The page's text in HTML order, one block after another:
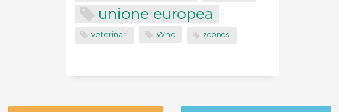
unione europea
veterinari Who zoonosi